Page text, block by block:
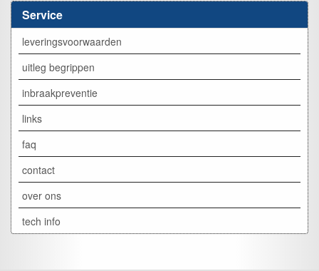
Service
leveringsvoorwaarden
uitleg begrippen
inbraakpreventie
links
faq
contact
over ons
tech info